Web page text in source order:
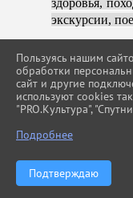
здоровья,
экскурсии,
средств
тыс. руб., на
тыс. руб.,
актива
Пользуясь нашим
обработки
сайт и другие
используют cookies
"PRO.Культура",
Подробнее
Подтверждаю